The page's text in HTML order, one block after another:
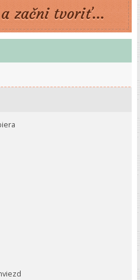
začni tvoriť...